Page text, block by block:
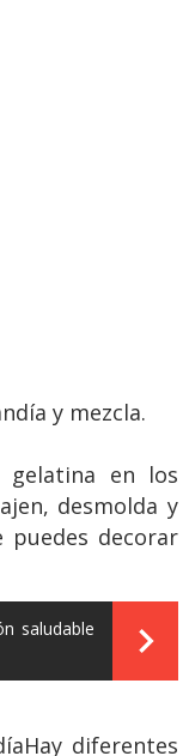
y mezcla.
gelatina en los
desmolda y
decorar
saludable
diferentes